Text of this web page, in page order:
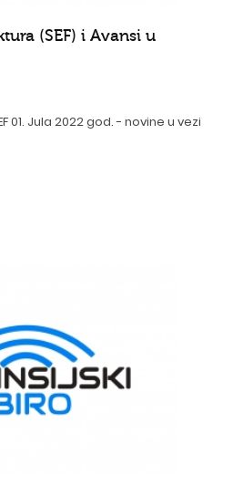
(SEF) i Avansi u
01. Jula 2022 god. - novine u vezi